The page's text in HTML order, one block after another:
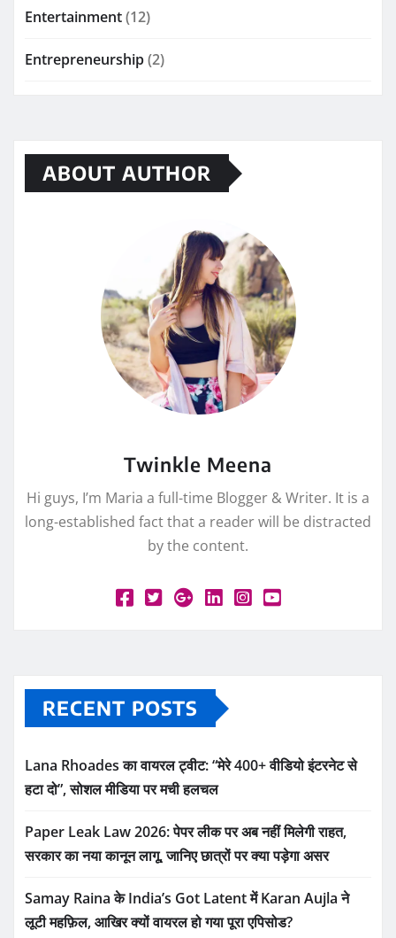
Entertainment(12)
Entrepreneurship(2)
ABOUT AUTHOR
Twinkle Meena
Hi guys, I’m Maria a full-time Blogger & Writer. It is a
long-established fact that a reader will be distracted
by the content.
RECENT POSTS
Lana Rhoades का वायरल ट्वीट: “मेरे 400+ वीडियो इंटरनेट से
हटा दो”, सोशल मीडिया पर मची हलचल
Paper Leak Law 2026: पेपर लीक पर अब नहीं मिलेगी राहत,
सरकार का नया कानून लागू, जानिए छात्रों पर क्या पड़ेगा असर
Samay Raina के India’s Got Latent में Karan Aujla ने
लूटी महफ़िल, आखिर क्यों वायरल हो गया पूरा एपिसोड?